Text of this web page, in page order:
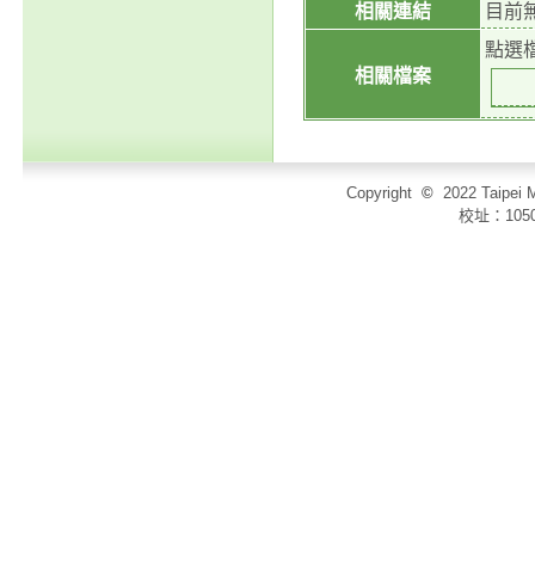
相關連結
目前
相關檔案
點選
Copyright © 2022 Taipei
校址：